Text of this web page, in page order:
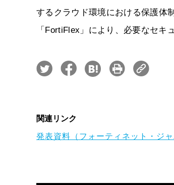
するクラウド環境における保護体
「FortiFlex」により、必要なセキ
関連リンク
発表資料（フォーティネット・ジャ